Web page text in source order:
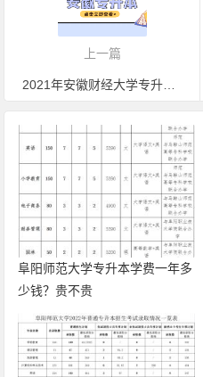
上一篇
2021年安徽财经大学专升本分数线多少？可供2022年同学们参考
阜阳师范大学专升本学费一年多
少钱？贵不贵